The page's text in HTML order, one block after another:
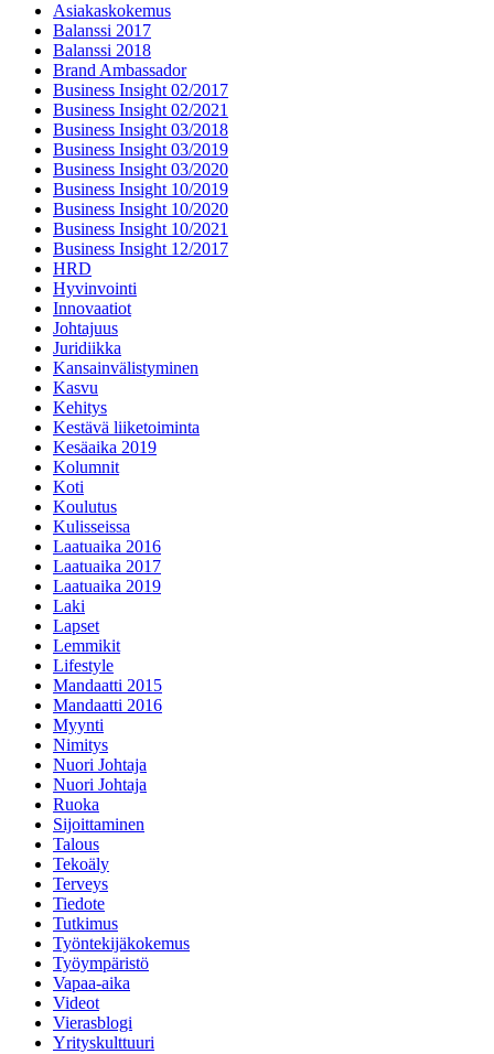
Asiakaskokemus
Balanssi 2017
Balanssi 2018
Brand Ambassador
Business Insight 02/2017
Business Insight 02/2021
Business Insight 03/2018
Business Insight 03/2019
Business Insight 03/2020
Business Insight 10/2019
Business Insight 10/2020
Business Insight 10/2021
Business Insight 12/2017
HRD
Hyvinvointi
Innovaatiot
Johtajuus
Juridiikka
Kansainvälistyminen
Kasvu
Kehitys
Kestävä liiketoiminta
Kesäaika 2019
Kolumnit
Koti
Koulutus
Kulisseissa
Laatuaika 2016
Laatuaika 2017
Laatuaika 2019
Laki
Lapset
Lemmikit
Lifestyle
Mandaatti 2015
Mandaatti 2016
Myynti
Nimitys
Nuori Johtaja
Nuori Johtaja
Ruoka
Sijoittaminen
Talous
Tekoäly
Terveys
Tiedote
Tutkimus
Työntekijäkokemus
Työympäristö
Vapaa-aika
Videot
Vierasblogi
Yrityskulttuuri